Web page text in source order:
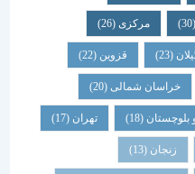
مرکزی (26)
قزوین
شمالی(20)
(18) تهران